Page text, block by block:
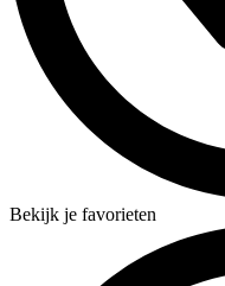
Bekijk je favorieten